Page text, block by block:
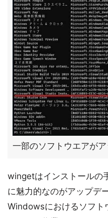
一部のソフトウエアが
wingetはインストールの
に魅力的なのがアップデ
Windowsにおけるソフト